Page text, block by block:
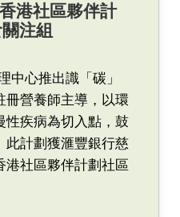
港社區夥伴計
注組
中心推出識「碳」
冊營養師主導，以環
性疾病為切入點，鼓
此計劃獲滙豐銀行慈
港社區夥伴計劃社區